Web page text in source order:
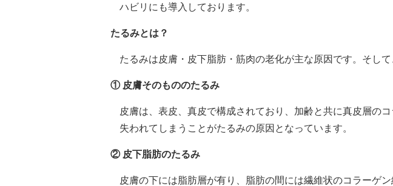
ハビリにも導入しております。
たるみとは？
たるみは皮膚・皮下脂肪・筋肉の老化が主な原因です。そし
① 皮膚そのもののたるみ
皮膚は、表皮、真皮で構成されており、加齢と共に真皮層の
失われてしまうことがたるみの原因となっています。
② 皮下脂肪のたるみ
皮膚の下には脂肪層が有り、脂肪の間には繊維状のコラーゲ